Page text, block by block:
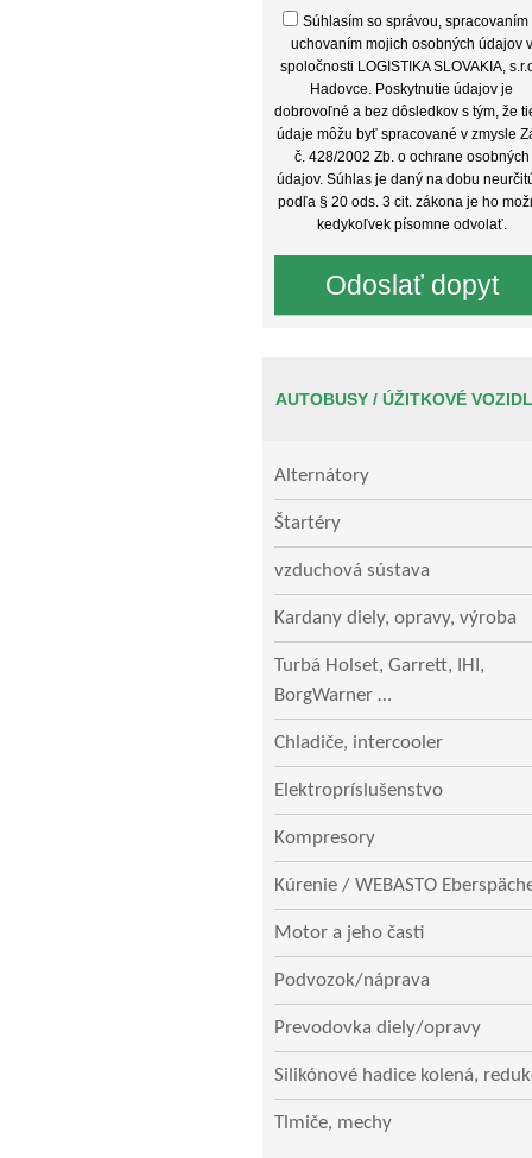
Súhlasím so správou, spracovaním
uchovaním mojich osobných údajov v
spoločnosti LOGISTIKA SLOVAKIA,
Hadovce. Poskytnutie údajov je
dobrovoľné a bez dôsledkov s tým, že
údaje môžu byť spracované v zmysle
č. 428/2002 Zb. o ochrane osobných
údajov. Súhlas je daný na dobu
podľa § 20 ods. 3 cit. zákona je ho
kedykoľvek písomne odvolať.
AUTOBUSY / ÚŽITKOVÉ
Alternátory
Štartéry
vzduchová sústava
Kardany diely, opravy, výroba
Turbá Holset, Garrett, IHI,
BorgWarner …
Chladiče, intercooler
Elektropríslušenstvo
Kompresory
Kúrenie / WEBASTO
Motor a jeho časti
Podvozok/náprava
Prevodovka diely/opravy
Silikónové hadice kolená,
Tlmiče, mechy